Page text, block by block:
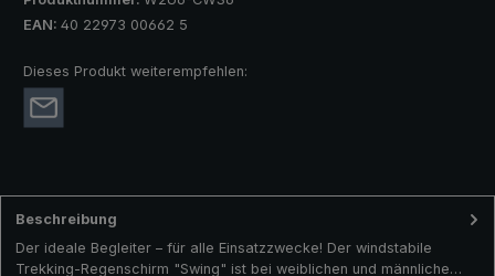
EAN: 40 22973 00662 5
Dieses Produkt weiterempfehlen:
Beschreibung
Der ideale Begleiter – für alle Einsatzzwecke! Der windstabile
Trekking-Regenschirm "Swing" ist bei weiblichen und männliche…